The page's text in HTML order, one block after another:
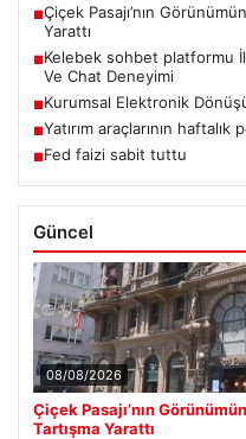
■Çiçek Pasajı’nın
Yarattı
■Kelebek sohbet platformu
Ve Chat Deneyimi
■Kurumsal Elektronik
■Yatırım araçlarının haftalık
■Fed faizi sabit tuttu
Güncel
08/08/2026
Çiçek Pasajı’nın
Tartışma Yarattı